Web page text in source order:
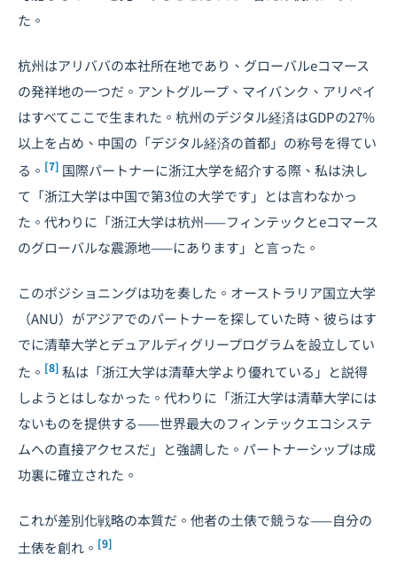
た。
杭州はアリババの本社所在地であり、グローバルeコマース
の発祥地の一つだ。アントグループ、マイバンク、アリペイ
はすべてここで生まれた。杭州のデジタル経済はGDPの27%
以上を占め、中国の「デジタル経済の首都」の称号を得てい
る。 [7] 国際パートナーに浙江大学を紹介する際、私は決し
て「浙江大学は中国で第3位の大学です」とは言わなかっ
た。代わりに「浙江大学は杭州——フィンテックとeコマース
のグローバルな震源地——にあります」と言った。
このポジショニングは功を奏した。オーストラリア国立大学
（ANU）がアジアでのパートナーを探していた時、彼らはす
でに清華大学とデュアルディグリープログラムを設立してい
た。 [8] 私は「浙江大学は清華大学より優れている」と説得
しようとはしなかった。代わりに「浙江大学は清華大学には
ないものを提供する——世界最大のフィンテックエコシステ
ムへの直接アクセスだ」と強調した。パートナーシップは成
功裏に確立された。
これが差別化戦略の本質だ。他者の土俵で競うな——自分の
土俵を創れ。 [9]